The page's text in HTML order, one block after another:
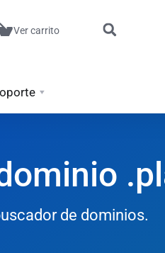
Ver carrito
de dominios.